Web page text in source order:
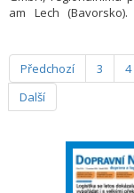
am Lech
159 jednotek. Jejich
2026 na několika
uzavřenou se
Předchozí 3 4
Další